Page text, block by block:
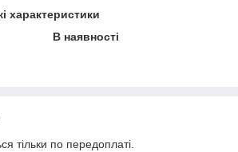
характеристики
В наявності
тільки по передоплаті.